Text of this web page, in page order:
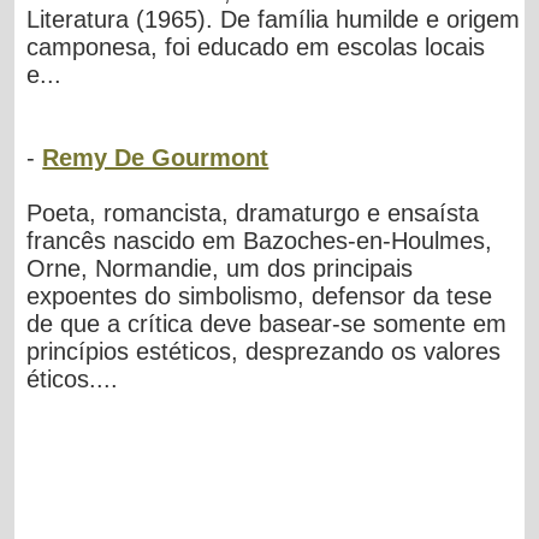
Literatura (1965). De família humilde e origem
camponesa, foi educado em escolas locais
e...
- Remy De Gourmont
Poeta, romancista, dramaturgo e ensaísta
francês nascido em Bazoches-en-Houlmes,
Orne, Normandie, um dos principais
expoentes do simbolismo, defensor da tese
de que a crítica deve basear-se somente em
princípios estéticos, desprezando os valores
éticos....